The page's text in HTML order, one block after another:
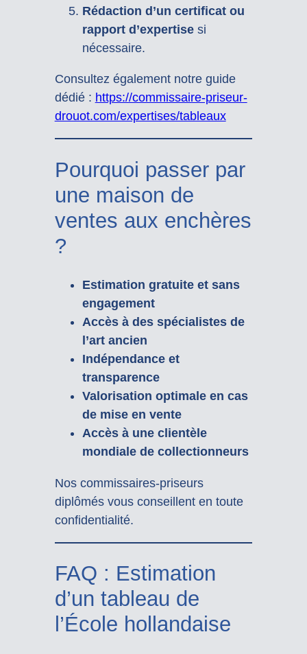
Rédaction d’un certificat ou
rapport d’expertisesi
nécessaire.
Consultez également notre guide
dédié : https://commissaire-priseur-
drouot.com/expertises/tableaux
Pourquoi passer par
une maison de
ventes aux enchères
?
Estimation gratuite et sans
engagement
Accès à des spécialistes de
l’art ancien
Indépendance et
transparence
Valorisation optimale en cas
de mise en vente
Accès à une clientèle
mondiale de collectionneurs
Nos commissaires-priseurs
diplômés vous conseillent en toute
confidentialité.
FAQ : Estimation
d’un tableau de
l’École hollandaise